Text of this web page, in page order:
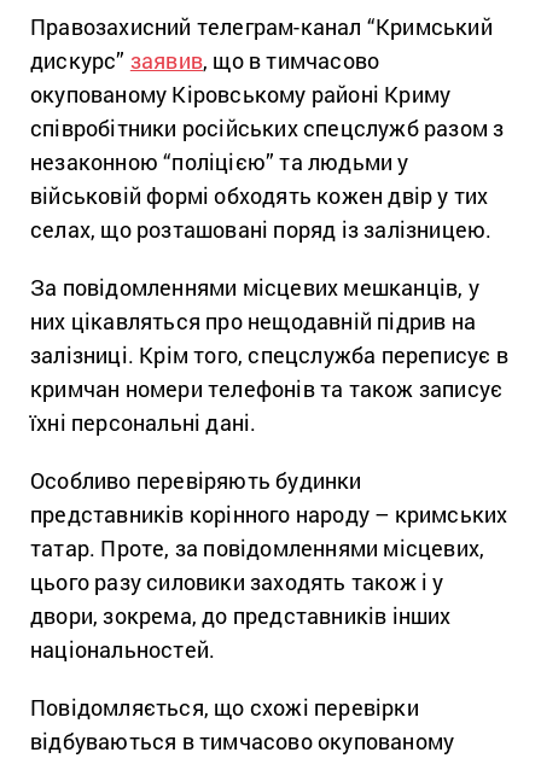
Правозахисний телеграм-канал “Кримський
дискурс” заявив, що в тимчасово
окупованому Кіровському районі Криму
співробітники російських спецслужб разом з
незаконною “поліцією” та людьми у
військовій формі обходять кожен двір у тих
селах, що розташовані поряд із залізницею.
За повідомленнями місцевих мешканців, у
них цікавляться про нещодавній підрив на
залізниці. Крім того, спецслужба переписує в
кримчан номери телефонів та також записує
їхні персональні дані.
Особливо перевіряють будинки
представників корінного народу – кримських
татар. Проте, за повідомленнями місцевих,
цього разу силовики заходять також і у
двори, зокрема, до представників інших
національностей.
Повідомляється, що схожі перевірки
відбуваються в тимчасово окупованому